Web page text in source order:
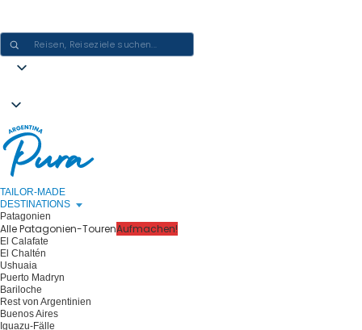
TAILOR-MADE
DESTINATIONS
Patagonien
Alle Patagonien-TourenAufmachen!
El Calafate
El Chaltén
Ushuaia
Puerto Madryn
Bariloche
Rest von Argentinien
Buenos Aires
Iguazu-Fälle